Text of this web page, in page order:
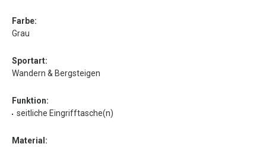
Farbe:
Grau
Sportart:
Wandern & Bergsteigen
Funktion:
seitliche Eingrifftasche(n)
Material: